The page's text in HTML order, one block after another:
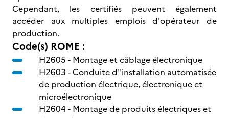
Cependant, les certifiés peuvent également
accéder aux multiples emplois d'opérateur de
production.
Code(s) ROME :
H2605 - Montage et câblage électronique
H2603 -Conduite d''installation automatisée
de production électrique, électronique et
microélectronique
H2604 - Montage de produits électriques et